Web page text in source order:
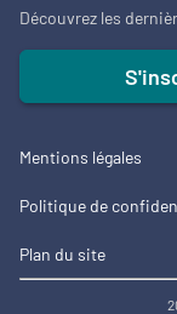
Découvrez les
Mentions légales
Politique de
Plan du site